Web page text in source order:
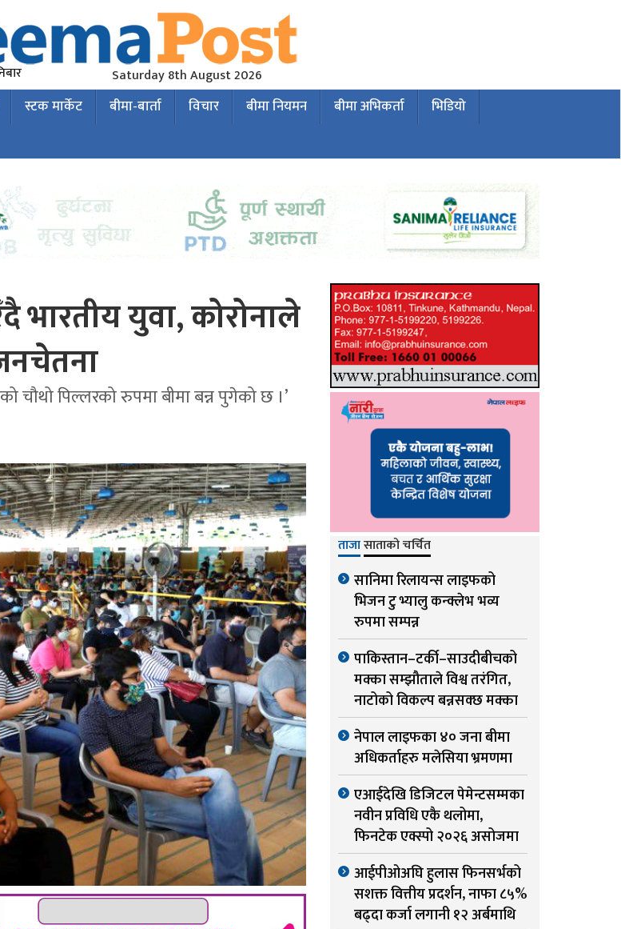
Saturday 8th August 2026
स्टक मार्केट बीमा-बार्ता विचार बीमा नियमन बीमा अभिकर्ता
भिडियो
भारतीय युवा, कोरोनाले
चौथो पिल्लरको रुपमा बीमा बन्न पुगेको छ ।’
ताजासाताको चर्चित
सानिमा रिलायन्स लाइफको
भिजन टु भ्यालु कन्क्लेभ भव्य
रुपमा सम्पन्न
पाकिस्तान–टर्की–साउदीबीचको
मक्का सम्झौताले विश्व तरंगित,
नाटोको विकल्प बन्नसक्छ मक्का
नेपाल लाइफका ४० जना बीमा
अधिकर्ताहरु मलेसिया भ्रमणमा
एआईदेखि डिजिटल पेमेन्टसम्मका
नवीन प्रविधि एकै थलोमा,
फिनटेक एक्स्पो २०२६ असोजमा
आईपीओअघि हुलास फिनसर्भको
सशक्त वित्तीय प्रदर्शन, नाफा ८५%
बढ्दा कर्जा लगानी १२ अर्बमाथि